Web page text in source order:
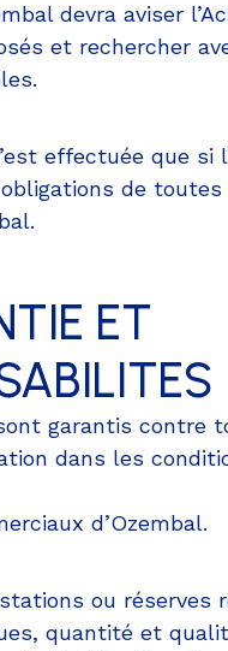
devra aviser
et rechercher
effectuée que si
de toutes
ET
garantis contre
dans les
d’Ozembal.
ou réserves
quantité et